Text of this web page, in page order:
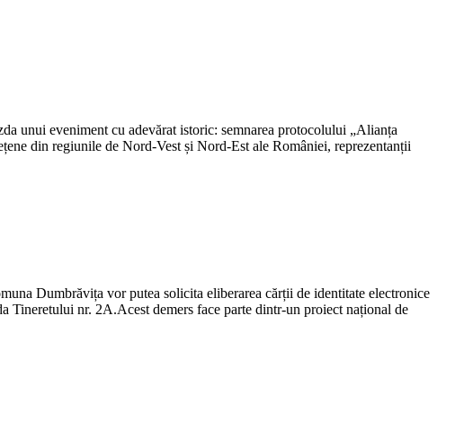
unui eveniment cu adevărat istoric: semnarea protocolului „Alianța
din regiunile de Nord-Vest și Nord-Est ale României, reprezentanții
Dumbrăvița vor putea solicita eliberarea cărții de identitate electronice
Tineretului nr. 2A.Acest demers face parte dintr-un proiect național de